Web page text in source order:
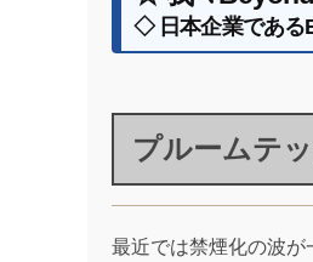
◇ 日本企業である
プルームテ
最近では禁煙化の波が